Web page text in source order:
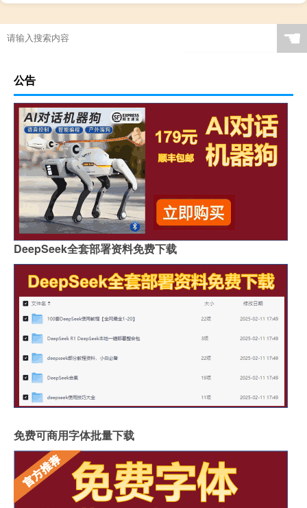
☚
公告
DeepSeek全套部署资料免费下载
免费可商用字体批量下载